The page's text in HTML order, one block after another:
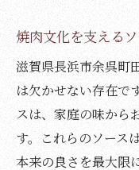
焼肉文化を支える
滋賀県長浜市余呉町
は欠かせない存在で
スは、家庭の味から
す。これらのソース
本来の良さを最大限